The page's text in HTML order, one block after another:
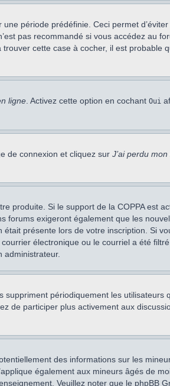
période prédéfinie. Ceci permet
pas recommandé si vous accédez au
cette case à cocher, il est probable
ligne . Activez cette option en cochant Oui
de connexion et cliquez sur J’ai perdu
produite. Si le support de la COPPA est
forums exigeront également que les
présente lors de votre inscription. Si
électronique ou le courriel a été
administrateur.
périodiquement les utilisateurs
de participer plus activement aux
des informations sur les
également aux mineurs âgés de
Veuillez noter que le phpBB